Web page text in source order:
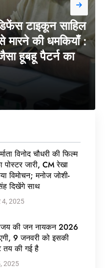
टाइकून साहिल
मारने की धमकियाँ :
हूबहू पैटर्न का
विनोद चौधरी की फिल्म
पोस्टर जारी, CM रेखा
विमोचन; मनोज जोशी-
दिखेंगे साथ
4, 2025
की जन नायकन 2026
9 जनवरी को इसकी
तय की गई है
2025